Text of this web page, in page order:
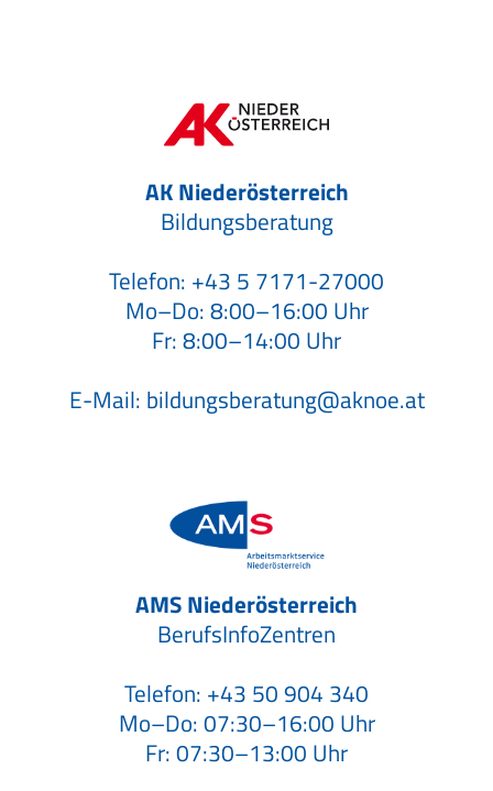
AK Niederösterreich
Bildungsberatung
Telefon: +43 5 7171-27000
Mo–Do: 8:00–16:00 Uhr
Fr: 8:00–14:00 Uhr
E-Mail: bildungsberatung@aknoe.at
AMS Niederösterreich
BerufsInfoZentren
Telefon: +43 50 904 340
Mo–Do: 07:30–16:00 Uhr
Fr: 07:30–13:00 Uhr